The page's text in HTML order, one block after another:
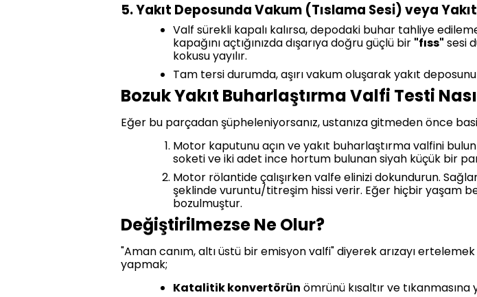
5. Yakıt Deposunda Vakum (Tıslama Sesi) veya
Valf sürekli kapalı kalırsa, depodaki buhar tahliye
kapağını açtığınızda dışarıya doğru güçlü bir "fıss" sesi
kokusu yayılır.
Tam tersi durumda, aşırı vakum oluşarak yakıt
Bozuk Yakıt Buharlaştırma Valfi Testi
Eğer bu parçadan şüpheleniyorsanız, ustanıza gitmeden önce
Motor kaputunu açın ve yakıt buharlaştırma valfini
soketi ve iki adet ince hortum bulunan siyah küçük bir
Motor rölantide çalışırken valfe elinizi dokundurun.
şeklinde vuruntu/titreşim hissi verir. Eğer hiçbir yaşam
bozulmuştur.
Değiştirilmezse Ne Olur?
"Aman canım, altı üstü bir emisyon valfi" diyerek arızayı
yapmak;
Katalitik konvertörün ömrünü kısaltır ve